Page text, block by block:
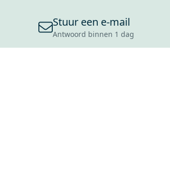
Stuur een e-mail
Antwoord binnen 1 dag